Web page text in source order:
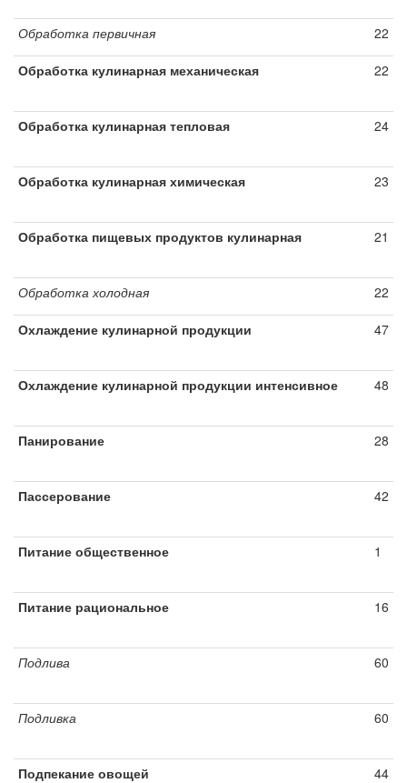
Обработка первичная 22
Обработка кулинарная механическая 22
Обработка кулинарная тепловая 24
Обработка кулинарная химическая 23
Обработка пищевых продуктов кулинарная 21
Обработка холодная 22
Охлаждение кулинарной продукции 47
Охлаждение кулинарной продукции интенсивное 48
Панирование 28
Пассерование 42
Питание общественное 1
Питание рациональное 16
Подлива 60
Подливка 60
Подпекание овощей 44